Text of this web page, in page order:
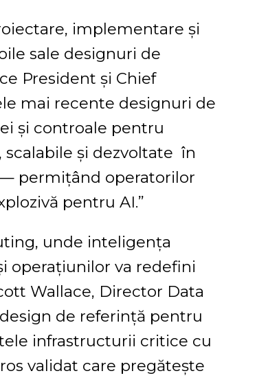
implementare și
sale designuri de
President și Chief
mai recente designuri de
și controale pentru
și dezvoltate în
permițând operatorilor
pentru AI.”
unde inteligența
operațiunilor va redefini
Wallace, Director Data
de referință pentru
infrastructurii critice cu
validat care pregătește